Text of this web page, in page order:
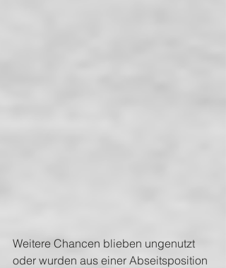
Weitere Chancen blieben ungenutzt
oder wurden aus einer Abseitsposition